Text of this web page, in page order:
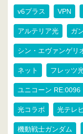
v6プラス VPN
アルテリア光 ガ
シン・エヴァンゲリ
ネット フレッツ
ユニコーン RE:0096
光コラボ 光テレ
機動戦士ガンダム